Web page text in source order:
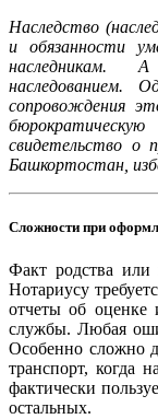
Наследство
и обязанности
наследникам.
наследованием.
сопровождения
свидетельство о
Башкортостан,
Сложности при
Факт родства или
Нотариусу
отчеты об оценке
службы. Любая
Особенно сложно
транспорт, когда
фактически
остальных.